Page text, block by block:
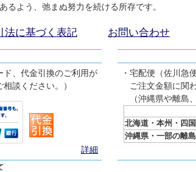
るよう、弛まぬ努力を続ける所存です。
法に基づく表記 お問い合わせ
ド、代金引換のご利用が
談ください。）
・宅配便（佐川急
ご注文金額に関
（沖縄県や離島
北海道・本州・四
沖縄県・一部の離島
詳細